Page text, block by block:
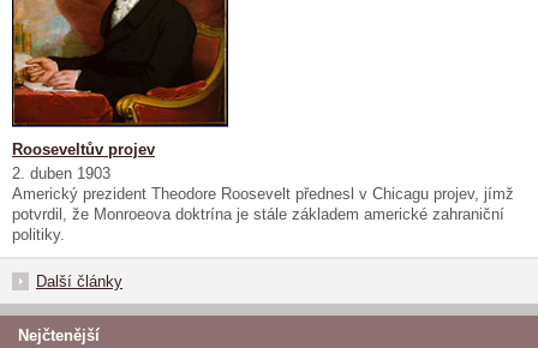
Rooseveltův projev
2. duben 1903
Americký prezident Theodore Roosevelt přednesl v Chicagu projev, jímž
potvrdil, že Monroeova doktrína je stále základem americké zahraniční
politiky.
Další články
Nejčtenější